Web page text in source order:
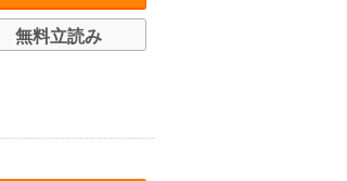
無料立読み